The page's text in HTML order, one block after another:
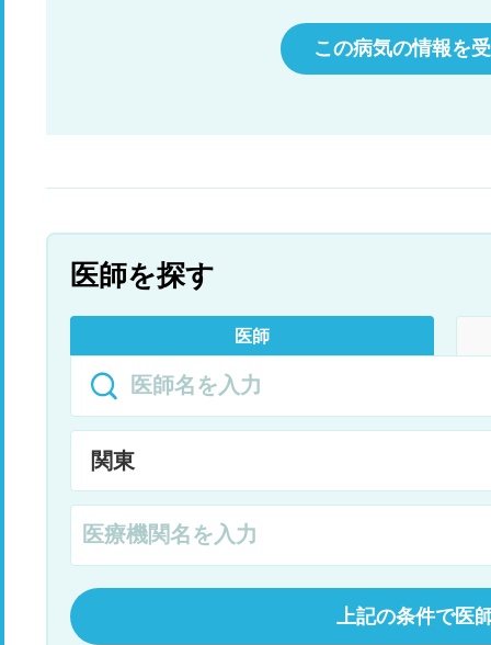
この病気の情報を
医師を探す
医師
上記の条件で医